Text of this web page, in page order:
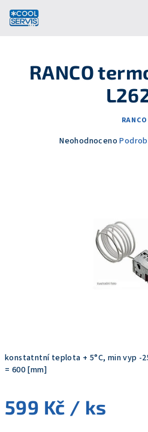
obsah
konstatntní teplota + 5°C, min vyp -
= 600 [mm]
599 Kč / ks
RANCO
RANCO
Průměrné
Neohodnoceno